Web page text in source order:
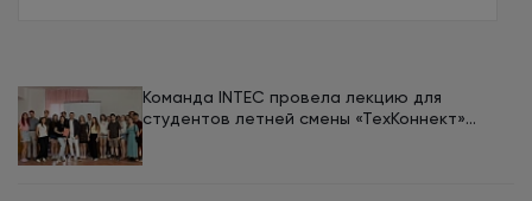
Команда INTEC провела лекцию для
студентов летней смены «ТехКоннект»